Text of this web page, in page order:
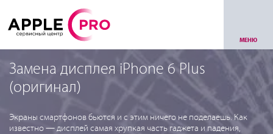
МЕНЮ
Замена дисплея iPhone 6 Plus
(оригинал)
Экраны смартфонов бьются и с этим ничего не поделаешь. Как
известно — дисплей самая хрупкая часть гаджета и падения,